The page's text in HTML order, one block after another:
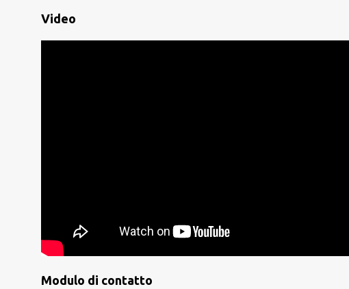
Video
Modulo di contatto